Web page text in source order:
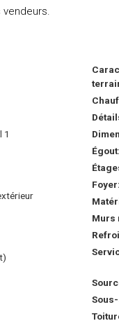
1
Égout:
Foyer:
Murs